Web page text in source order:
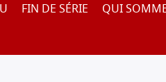
FIN DE SÉRIE QUI